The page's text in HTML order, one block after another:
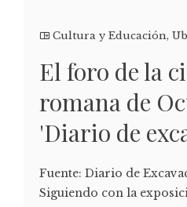
Cultura y Educación,
El foro de la
romana de
'Diario de
Fuente: Diario de
Siguiendo con la